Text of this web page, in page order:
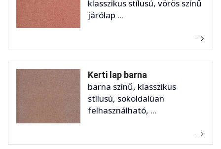
klasszikus stílusú, vörös színű
járólap ...
Kerti lap barna
barna színű, klasszikus
stílusú, sokoldalúan
felhasználható, ...